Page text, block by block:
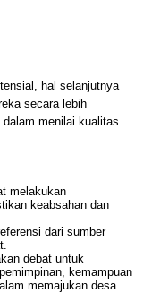
hal selanjutnya
secara lebih
menilai kualitas
melakukan
keabsahan dan
dari sumber
debat untuk
kemampuan
memajukan desa.